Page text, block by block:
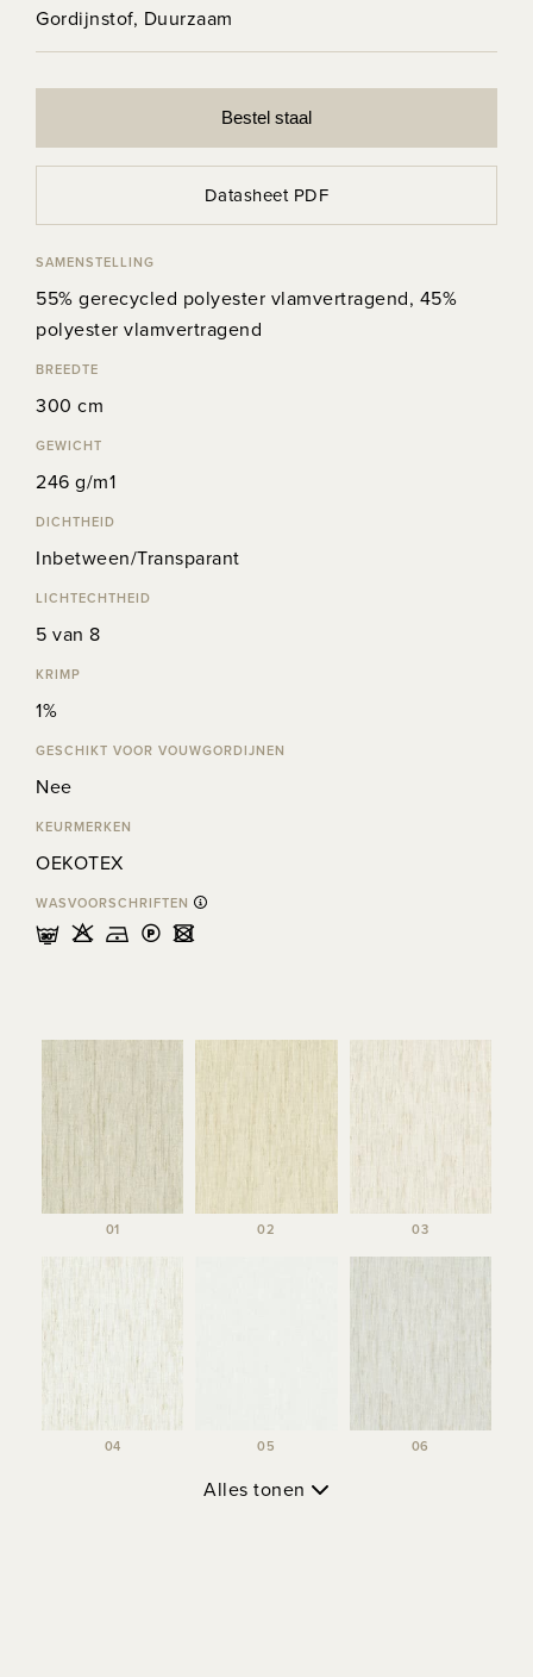
Gordijnstof, Duurzaam
Bestel staal
Datasheet PDF
SAMENSTELLING
55% gerecycled polyester vlamvertragend, 45%
polyester vlamvertragend
BREEDTE
300 cm
GEWICHT
246 g/m1
DICHTHEID
Inbetween/Transparant
LICHTECHTHEID
5 van 8
KRIMP
1%
GESCHIKT VOOR VOUWGORDIJNEN
Nee
KEURMERKEN
OEKOTEX
WASVOORSCHRIFTEN
mHDLU
01 02 03
04 05 06
Alles tonen